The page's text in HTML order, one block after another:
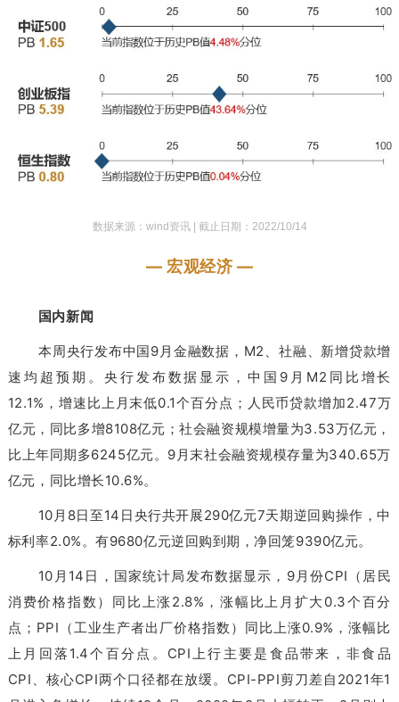
数据来源：wind资讯 | 截止日期：2022/10/14
— 宏观经济 —
国内新闻
本周央行发布中国9月金融数据，M2、社融、新增贷款增
速均超预期。央行发布数据显示，中国9月M2同比增长
12.1%，增速比上月末低0.1个百分点；人民币贷款增加2.47万
亿元，同比多增8108亿元；社会融资规模增量为3.53万亿元，
比上年同期多6245亿元。9月末社会融资规模存量为340.65万
亿元，同比增长10.6%。
10月8日至14日央行共开展290亿元7天期逆回购操作，中
标利率2.0%。有9680亿元逆回购到期，净回笼9390亿元。
10月14日，国家统计局发布数据显示，9月份CPI（居民
消费价格指数）同比上涨2.8%，涨幅比上月扩大0.3个百分
点；PPI（工业生产者出厂价格指数）同比上涨0.9%，涨幅比
上月回落1.4个百分点。CPI上行主要是食品带来，非食品
CPI、核心CPI两个口径都在放缓。CPI-PPI剪刀差自2021年1